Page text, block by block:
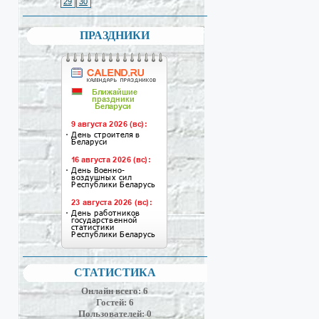
ПРАЗДНИКИ
СТАТИСТИКА
Онлайн всего:6
Гостей: 6
Пользователей:0